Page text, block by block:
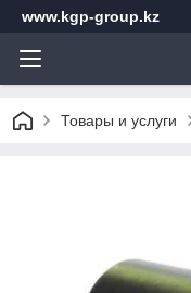
www.kgp-group.kz
Товары и услуги